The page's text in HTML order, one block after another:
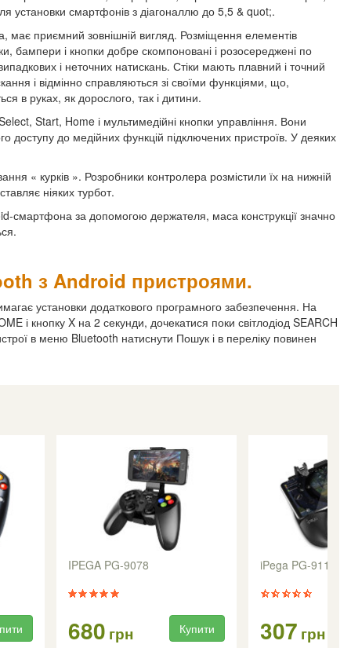
смартфонів з діагоналлю до 5,5 & quot;.
має приємний зовнішній вигляд. Розміщення елементів
бампери і кнопки добре скомпоновані і розосереджені по
і неточних натискань. Стіки мають плавний і точний
і відмінно справляються зі своїми функціями, що,
в руках, як дорослого, так і дитини.
Start, Home і мультимедійні кнопки управління. Вони
доступу до медійних функцій підключених пристроїв. У деяких
« курків ». Розробники контролера розмістили їх на нижній
ніяких турбот.
смартфона за допомогою держателя, маса конструкції значно
з Android пристроями.
установки додаткового програмного забезпечення. На
і кнопку X на 2 секунди, дочекатися поки світлодіод SEARCH
в меню Bluetooth натиснути Пошук і в переліку повинен
IPEGA PG-9078
680 грн Купити
iPega PG-9117
307 грн